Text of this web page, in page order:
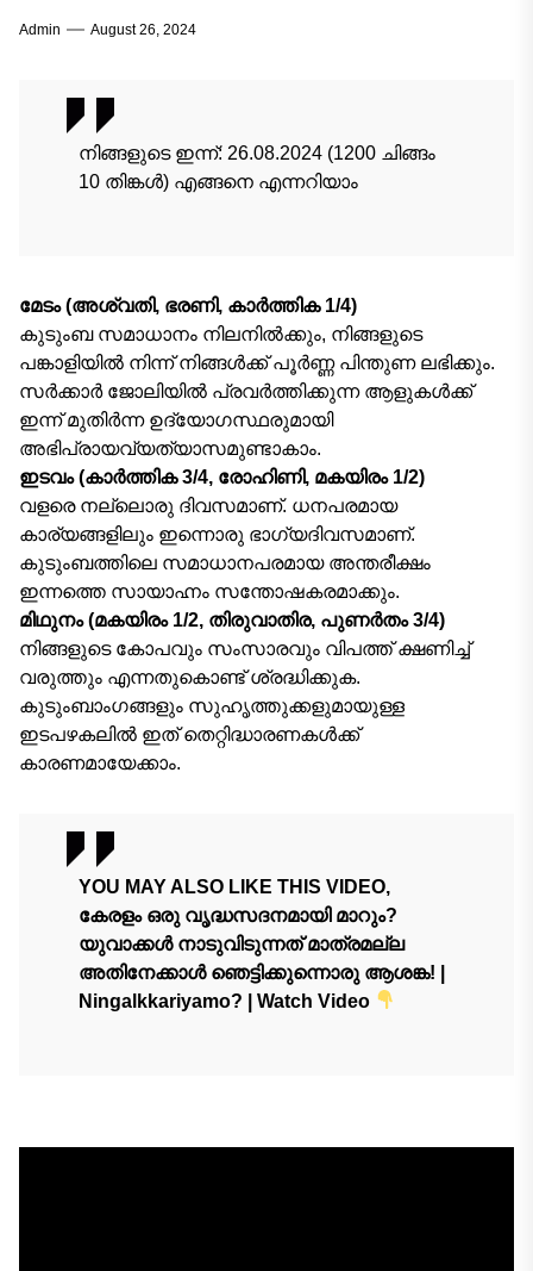
Admin August 26, 2024
നിങ്ങളുടെ ഇന്ന്‌: 26.08.2024 (1200 ചിങ്ങം
10 തിങ്കൾ) എങ്ങനെ എന്നറിയാം
മേടം (അശ്വതി, ഭരണി, കാര്‍ത്തിക 1/4)
കുടുംബ സമാധാനം നിലനിൽക്കും, നിങ്ങളുടെ
പങ്കാളിയിൽ നിന്ന് നിങ്ങൾക്ക് പൂർണ്ണ പിന്തുണ ലഭിക്കും.
സർക്കാർ ജോലിയിൽ പ്രവർത്തിക്കുന്ന ആളുകൾക്ക്
ഇന്ന് മുതിർന്ന ഉദ്യോഗസ്ഥരുമായി
അഭിപ്രായവ്യത്യാസമുണ്ടാകാം.
ഇടവം (കാര്‍ത്തിക 3/4, രോഹിണി, മകയിരം 1/2)
വളരെ നല്ലൊരു ദിവസമാണ്. ധനപരമായ
കാര്യങ്ങളിലും ഇന്നൊരു ഭാഗ്യദിവസമാണ്.
കുടുംബത്തിലെ സമാധാനപരമായ അന്തരീക്ഷം
ഇന്നത്തെ സായാഹ്നം സന്തോഷകരമാക്കും.
മിഥുനം (മകയിരം 1/2, തിരുവാതിര, പുണര്‍തം 3/4)
നിങ്ങളുടെ കോപവും സംസാരവും വിപത്ത് ക്ഷണിച്ച്
വരുത്തും എന്നതുകൊണ്ട് ശ്രദ്ധിക്കുക.
കുടുംബാംഗങ്ങളും സുഹൃത്തുക്കളുമായുള്ള
ഇടപഴകലില്‍ ഇത് തെറ്റിദ്ധാരണകള്‍ക്ക്
കാരണമായേക്കാം.
YOU MAY ALSO LIKE THIS VIDEO,
കേരളം ഒരു വൃദ്ധസദനമായി മാറും?
യുവാക്കൾ നാടുവിടുന്നത് മാത്രമല്ല
അതിനേക്കാൾ ഞെട്ടിക്കുന്നൊരു ആശങ്ക! |
Ningalkkariyamo? | Watch Video